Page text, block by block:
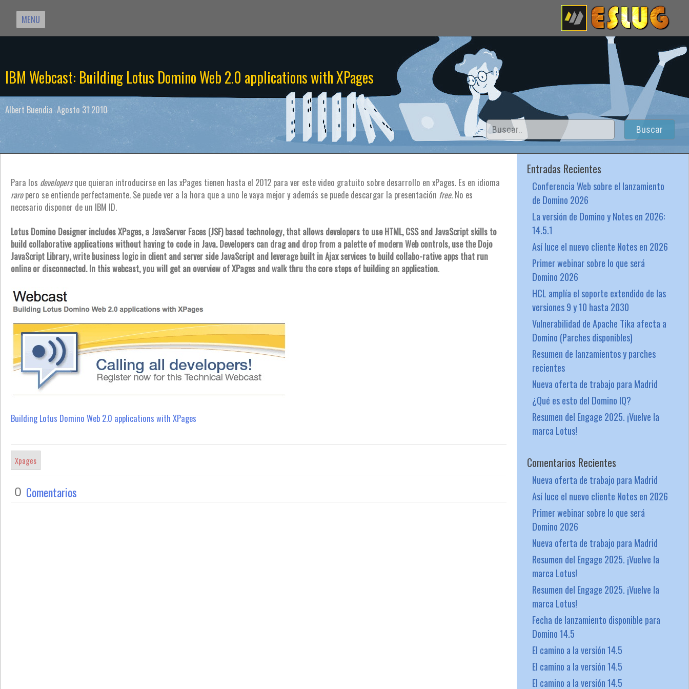
MENU
IBM Webcast: Building Lotus Domino Web 2.0 applications with XPages
Albert Buendia Agosto 31 2010
Buscar
Para los developersque quieran introducirse en las xPages tienen hasta el 2012 para ver este video gratuito sobre desarrollo en xPages. Es en idioma
raropero se entiende perfectamente. Se puede ver a la hora que a uno le vaya mejor y además se puede descargar la presentación free. No es
necesario disponer de un IBM ID.
Lotus Domino Designer includes XPages, a JavaServer Faces (JSF) based technology, that allows developers to use HTML, CSS and JavaScript skills to
build collaborative applications without having to code in Java. Developers can drag and drop from a palette of modern Web controls, use the Dojo
JavaScript Library, write business logic in client and server side JavaScript and leverage built in Ajax services to build collabo-rative apps that run
online or disconnected. In this webcast, you will get an overview of XPages and walk thru the core steps of building an application.
Building Lotus Domino Web 2.0 applications with XPages
Xpages
0 Comentarios
Entradas Recientes
Conferencia Web sobre el lanzamiento
de Domino 2026
La versión de Domino y Notes en 2026:
14.5.1
Así luce el nuevo cliente Notes en 2026
Primer webinar sobre lo que será
Domino 2026
HCL amplía el soporte extendido de las
versiones 9 y 10 hasta 2030
Vulnerabilidad de Apache Tika afecta a
Domino (Parches disponibles)
Resumen de lanzamientos y parches
recientes
Nueva oferta de trabajo para Madrid
¿Qué es esto del Domino IQ?
Resumen del Engage 2025. ¡Vuelve la
marca Lotus!
Comentarios Recientes
Nueva oferta de trabajo para Madrid
Así luce el nuevo cliente Notes en 2026
Primer webinar sobre lo que será
Domino 2026
Nueva oferta de trabajo para Madrid
Resumen del Engage 2025. ¡Vuelve la
marca Lotus!
Resumen del Engage 2025. ¡Vuelve la
marca Lotus!
Fecha de lanzamiento disponible para
Domino 14.5
El camino a la versión 14.5
El camino a la versión 14.5
El camino a la versión 14.5